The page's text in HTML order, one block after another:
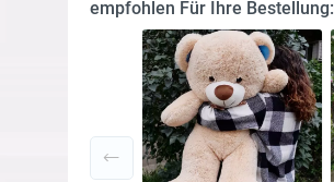
empfohlen Für Ihre Bestellung: